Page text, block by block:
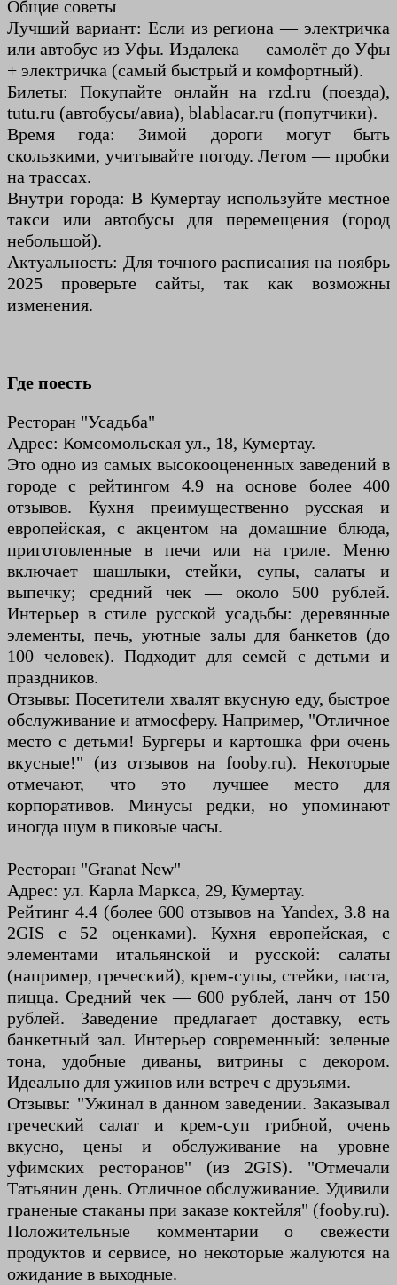
Общие советы
Лучший вариант: Если из региона — электричка
или автобус из Уфы. Издалека — самолёт до Уфы
+ электричка (самый быстрый и комфортный).
Билеты: Покупайте онлайн на rzd.ru (поезда),
tutu.ru (автобусы/авиа), blablacar.ru (попутчики).
Время года: Зимой дороги могут быть
скользкими, учитывайте погоду. Летом — пробки
на трассах.
Внутри города: В Кумертау используйте местное
такси или автобусы для перемещения (город
небольшой).
Актуальность: Для точного расписания на ноябрь
2025 проверьте сайты, так как возможны
изменения.
Где поесть
Ресторан "Усадьба"
Адрес: Комсомольская ул., 18, Кумертау.
Это одно из самых высокооцененных заведений в
городе с рейтингом 4.9 на основе более 400
отзывов. Кухня преимущественно русская и
европейская, с акцентом на домашние блюда,
приготовленные в печи или на гриле. Меню
включает шашлыки, стейки, супы, салаты и
выпечку; средний чек — около 500 рублей.
Интерьер в стиле русской усадьбы: деревянные
элементы, печь, уютные залы для банкетов (до
100 человек). Подходит для семей с детьми и
праздников.
Отзывы: Посетители хвалят вкусную еду, быстрое
обслуживание и атмосферу. Например, "Отличное
место с детьми! Бургеры и картошка фри очень
вкусные!" (из отзывов на fooby.ru). Некоторые
отмечают, что это лучшее место для
корпоративов. Минусы редки, но упоминают
иногда шум в пиковые часы.
Ресторан "Granat New"
Адрес: ул. Карла Маркса, 29, Кумертау.
Рейтинг 4.4 (более 600 отзывов на Yandex, 3.8 на
2GIS с 52 оценками). Кухня европейская, с
элементами итальянской и русской: салаты
(например, греческий), крем-супы, стейки, паста,
пицца. Средний чек — 600 рублей, ланч от 150
рублей. Заведение предлагает доставку, есть
банкетный зал. Интерьер современный: зеленые
тона, удобные диваны, витрины с декором.
Идеально для ужинов или встреч с друзьями.
Отзывы: "Ужинал в данном заведении. Заказывал
греческий салат и крем-суп грибной, очень
вкусно, цены и обслуживание на уровне
уфимских ресторанов" (из 2GIS). "Отмечали
Татьянин день. Отличное обслуживание. Удивили
граненые стаканы при заказе коктейля" (fooby.ru).
Положительные комментарии о свежести
продуктов и сервисе, но некоторые жалуются на
ожидание в выходные.